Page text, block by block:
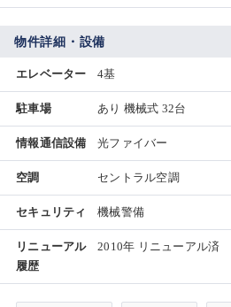
物件詳細・設備
エレベーター 4基
駐車場 あり 機械式 32台
情報通信設備 光ファイバー
空調 セントラル空調
セキュリティ 機械警備
リニューアル
履歴
2010年 リニューアル済